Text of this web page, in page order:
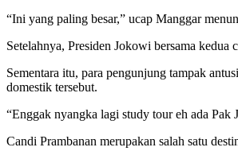
“Ini yang paling besar,” ucap Manggar
Setelahnya, Presiden Jokowi bersama
Sementara itu, para pengunjung tampak
domestik tersebut.
“Enggak nyangka lagi study tour eh ada Pak
Candi Prambanan merupakan salah satu